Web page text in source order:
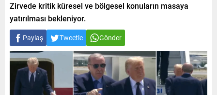
Zirvede kritik küresel ve bölgesel konuların masaya
yatırılması bekleniyor.
Paylaş Tweetle Gönder